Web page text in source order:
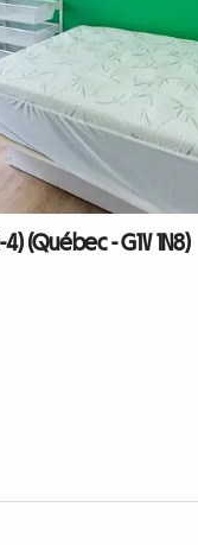
(Québec - G1V 1N8)